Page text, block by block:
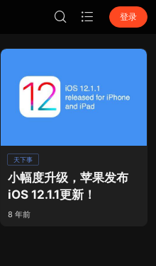
登录
天下事
小幅度升级，苹果发布
iOS 12.1.1更新！
8 年前